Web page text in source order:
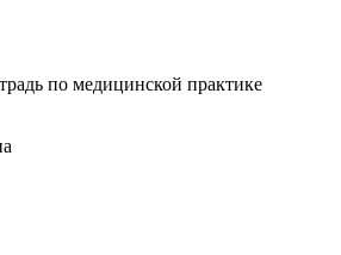
по медицинской практике